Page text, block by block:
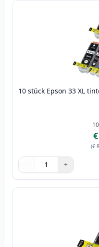
10 stück Epson 33 XL
10
(€
Menge
Verwenden Sie die
− +
Menge 1